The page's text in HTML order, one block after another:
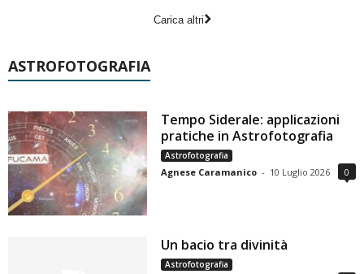
Carica altri
ASTROFOTOGRAFIA
Tempo Siderale: applicazioni
pratiche in Astrofotografia
Astrofotografia
Agnese Caramanico - 10 Luglio 2026 0
Un bacio tra divinità
Astrofotografia